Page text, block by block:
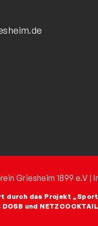
Griesheim 1899 e.V |
durch das Projekt
und